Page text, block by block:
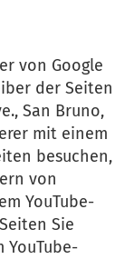
von Google
der Seiten
San Bruno,
mit einem
besuchen,
von
YouTube-
Sie
YouTube-